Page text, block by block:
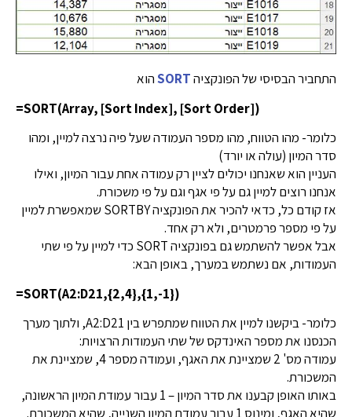
התחביר הבסיסי של הפונקציהSORTהוא
=SORT(Array, [Sort Index], [Sort Order])
כלומר- מהו הטווח, מהו מספר העמודה שעל פיה נרצה למיין, ומהו
סדר המיון (עולה או יורד)
העניין הוא שאנחנו יכולים לציין רק עמודה אחת עבור המיון, ואילו
אנחנו רוצים למיין גם על פי אגף וגם על פי משכורת.
אז קודם כל, כדאי להכיר את הפונקציה SORTBY שמאפשרת למיין
על פי מספר פרמטרים, ולא רק אחד.
אבל אפשר להשתמש גם בפונקציה SORT כדי למיין על פי שתי
העמודות, אם נשתמש במערך, באופן הבא:
=SORT(A2:D21,{2,4},{1,-1})
כלומר- ביקשנו למיין את הטווח שמתפרש בין A2:D21, ולתוך מערך
הכנסנו את מספר האינדקס של שתי העמודות הרצויות:
עמודה מס' 2 שמציינת את האגף, ועמודה מספר 4, שמציינת את
המשכורת.
באותו האופן קבענו את סדר המיון – 1 עבור עמודת המיון הראשונה,
שהיא האגף, ומינוס 1 עבור עמודת המיון השנייה, שהיא המשכורת.